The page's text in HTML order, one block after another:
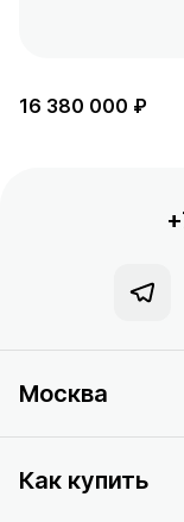
16 380 000 ₽
Москва
Как купить